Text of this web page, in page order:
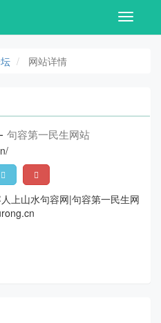
Toggle
网站详情
- 句容第一民生网站
上山水句容网|句容第一民生网